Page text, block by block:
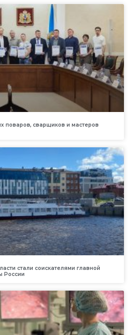
поваров, сварщиков и мастеров
стали соискателями главной
России